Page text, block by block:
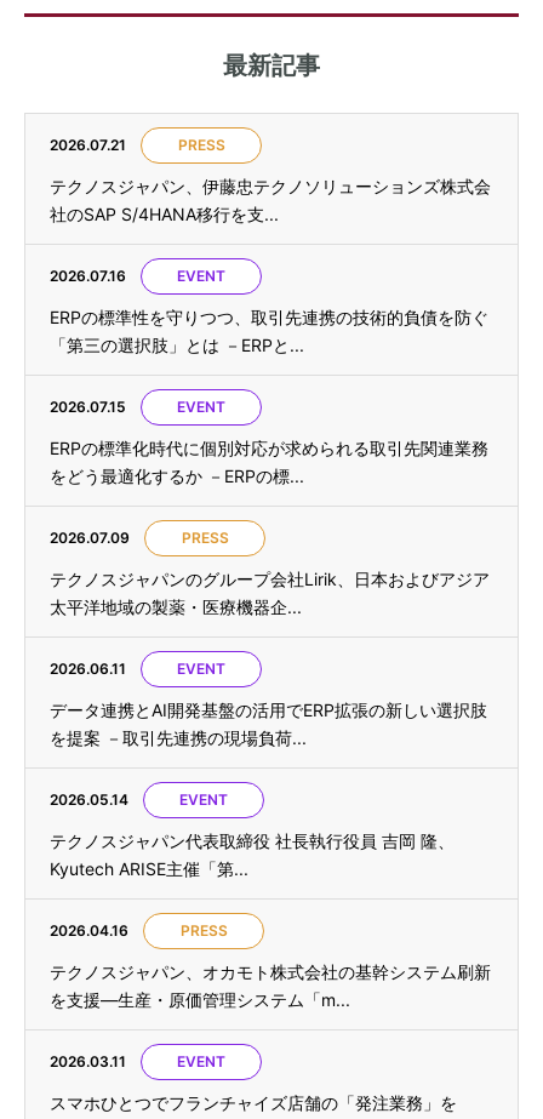
最新記事
2026.07.21 PRESS
テクノスジャパン、伊藤忠テクノソリューションズ株式会
社のSAP S/4HANA移行を支...
2026.07.16 EVENT
ERPの標準性を守りつつ、取引先連携の技術的負債を防ぐ
「第三の選択肢」とは －ERPと...
2026.07.15 EVENT
ERPの標準化時代に個別対応が求められる取引先関連業務
をどう最適化するか －ERPの標...
2026.07.09 PRESS
テクノスジャパンのグループ会社Lirik、日本およびアジア
太平洋地域の製薬・医療機器企...
2026.06.11 EVENT
データ連携とAI開発基盤の活用でERP拡張の新しい選択肢
を提案 －取引先連携の現場負荷...
2026.05.14 EVENT
テクノスジャパン代表取締役 社長執行役員 吉岡 隆、
Kyutech ARISE主催「第...
2026.04.16 PRESS
テクノスジャパン、オカモト株式会社の基幹システム刷新
を支援—生産・原価管理システム「m...
2026.03.11 EVENT
スマホひとつでフランチャイズ店舗の「発注業務」を